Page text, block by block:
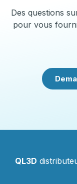
Des questions
pour vous
QL3D